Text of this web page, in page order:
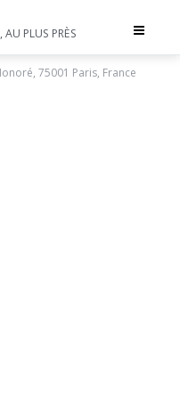
Toggle
PLUS PRÈS
75001 Paris, France